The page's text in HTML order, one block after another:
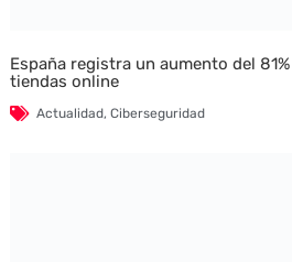
España registra un aumento del
tiendas online
Actualidad, Ciberseguridad